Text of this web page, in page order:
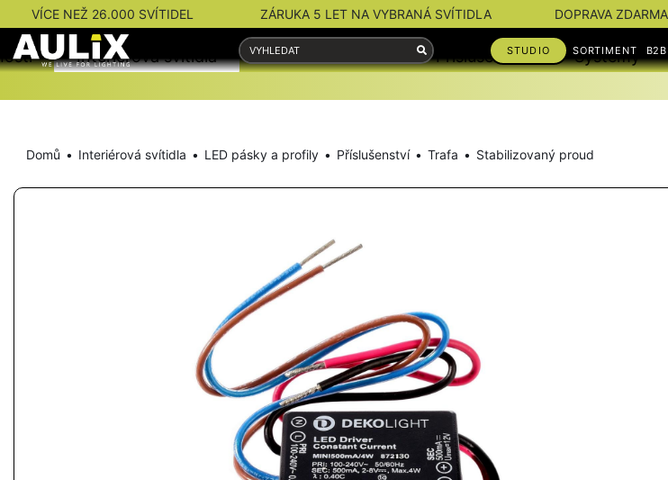
VÍCE NEŽ 26.000 SVÍTIDEL ZÁRUKA 5 LET NA VYBRANÁ SVÍTIDLA DOPRAVA
STUDIO SORTIMENT B2B
Interiérová svítidla Venkovní svítidla Příslušenství Systémy
Domů Interiérová svítidla LED pásky a profily Příslušenství Trafa Stabilizovaný proud